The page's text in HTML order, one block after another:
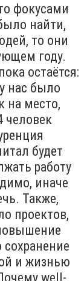
фокусами
найти,
то они
году.
остаётся:
нас было
на место,
человек
будет
работу
иначе
Также,
проектов,
и жизнью
well-